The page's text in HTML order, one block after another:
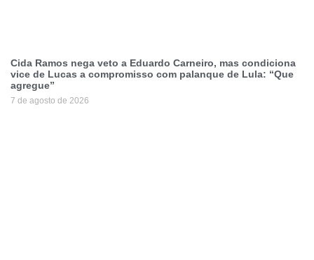
Cida Ramos nega veto a Eduardo Carneiro, mas condiciona
vice de Lucas a compromisso com palanque de Lula: “Que
agregue”
7 de agosto de 2026